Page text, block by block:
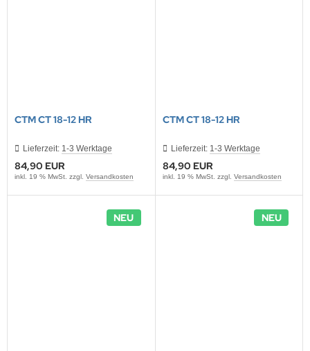
CTM CT 18-12 HR
Lieferzeit: 1-3 Werktage
84,90 EUR
inkl. 19 % MwSt. zzgl. Versandkosten
CTM CT 18-12 HR
Lieferzeit: 1-3 Werktage
84,90 EUR
inkl. 19 % MwSt. zzgl. Versandkosten
NEU NEU